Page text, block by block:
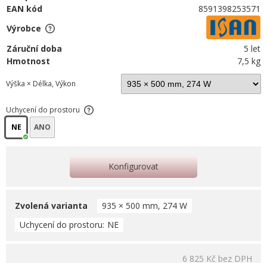
EAN kód
8591398253571
Výrobce
Záruční doba
5 let
Hmotnost
7,5 kg
Výška × Délka, Výkon
Uchycení do prostoru
NE
ANO
Konfigurovat
Zvolená varianta
935 × 500 mm, 274 W
Uchycení do prostoru NE
6 825 Kč bez DPH